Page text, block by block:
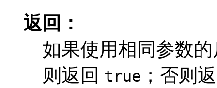
返回：
如果使用相同参数
则返回 true ；否则